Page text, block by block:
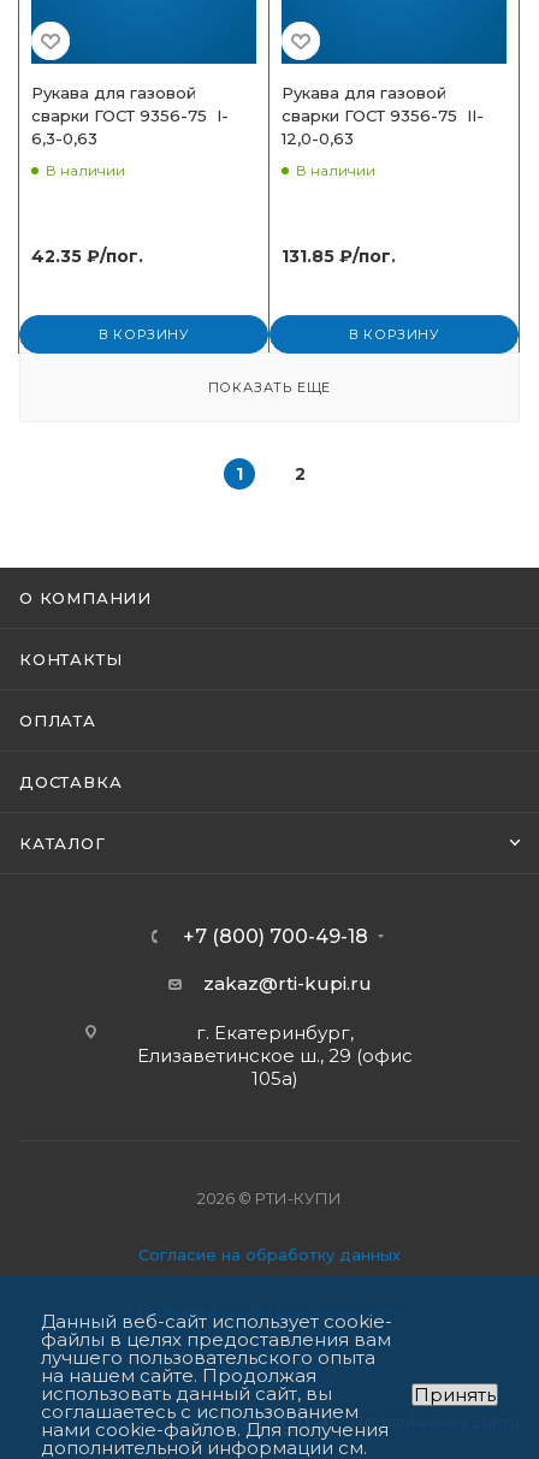
Рукава для газовой
сварки ГОСТ 9356-75 I-
6,3-0,63
В наличии
42.35 ₽/пог.
В КОРЗИНУ
Рукава для газовой
сварки ГОСТ 9356-75 II-
12,0-0,63
В наличии
131.85 ₽/пог.
В КОРЗИНУ
ПОКАЗАТЬ ЕЩЕ
1 2
О КОМПАНИИ
КОНТАКТЫ
ОПЛАТА
ДОСТАВКА
КАТАЛОГ
+7 (800) 700-49-18
zakaz@rti-kupi.ru
г. Екатеринбург,
Елизаветинское ш., 29 (офис
105а)
2026 © РТИ-КУПИ
Согласие на обработку данных
Политика конфиденциальности
Карта сайта
Продвижение сайта
Данный веб-сайт использует cookie-
файлы в целях предоставления вам
лучшего пользовательского опыта
на нашем сайте. Продолжая
использовать данный сайт, вы
соглашаетесь с использованием
нами cookie-файлов. Для получения
дополнительной информации см.
Принять